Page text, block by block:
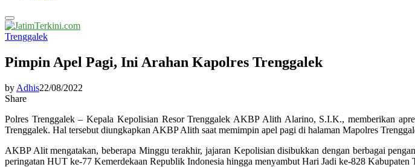
Primary
Menu
Trenggalek
Pimpin Apel Pagi, Ini Arahan Kapolres Trenggalek
by Adhis22/08/2022
Share
Polres Trenggalek – Kepala Kepolisian Resor Trenggalek AKBP Alith Alarino, S.I.K., memberikan
Trenggalek. Hal tersebut diungkapkan AKBP Alith saat memimpin apel pagi di halaman Mapolres
AKBP Alit mengatakan, beberapa Minggu terakhir, jajaran Kepolisian disibukkan dengan berbagai
peringatan HUT ke-77 Kemerdekaan Republik Indonesia hingga menyambut Hari Jadi ke-828 Kabupaten